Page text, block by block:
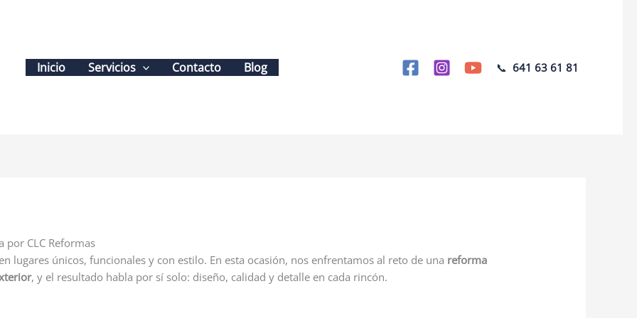
Inicio Servicios Contacto Blog 📞 641 63 61 81
por CLC Reformas
lugares únicos, funcionales y con estilo. En esta ocasión, nos enfrentamos al reto de una reforma
, y el resultado habla por sí solo: diseño, calidad y detalle en cada rincón.